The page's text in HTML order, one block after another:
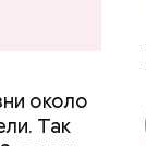
около
Так